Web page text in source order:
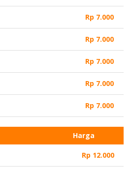
Rp 7.000
Rp 7.000
Rp 7.000
Rp 7.000
Rp 7.000
Harga
Rp 12.000